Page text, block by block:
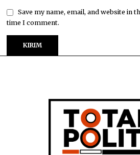
Save my name, email, and website in
time I comment.